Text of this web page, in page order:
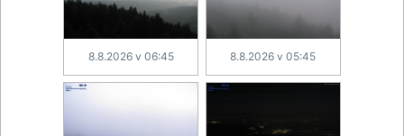
8.8.2026 v 06:45 8.8.2026 v 05:45